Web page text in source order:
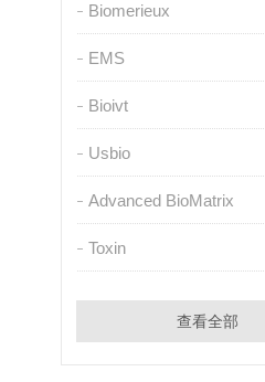
Biomerieux
EMS
Bioivt
Usbio
Advanced BioMatrix
Toxin
查看全部